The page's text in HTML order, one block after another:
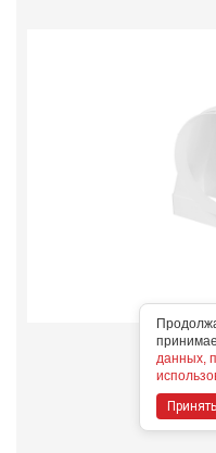
данных,
Принять